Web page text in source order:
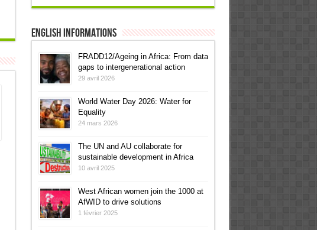
English informations
FRADD12/Ageing in Africa: From data
gaps to intergenerational action
29 avril 2026
World Water Day 2026: Water for
Equality
24 mars 2026
The UN and AU collaborate for
sustainable development in Africa
10 avril 2025
West African women join the 1000 at
AfWID to drive solutions
1 février 2025